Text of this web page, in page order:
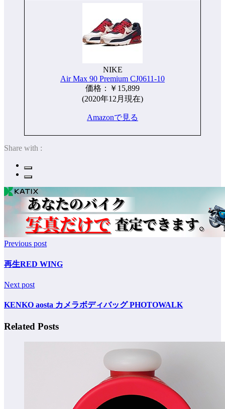
NIKE
Air Max 90 Premium CJ0611-10
価格：￥15,899
(2020年12月現在)
Amazonで見る
Share with :
Previous post
再生RED WING
Next post
KENKO aosta カメラボディバッグ PHOTOWALK
Related Posts